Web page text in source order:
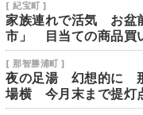
[ 紀宝町 ]
家族連れで活気 お盆
市」 目当ての商品買
[ 那智勝浦町 ]
夜の足湯 幻想的に
場横 今月末まで提灯